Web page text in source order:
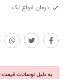
درمان انواع لک
به دلیل نوسانات قیمت